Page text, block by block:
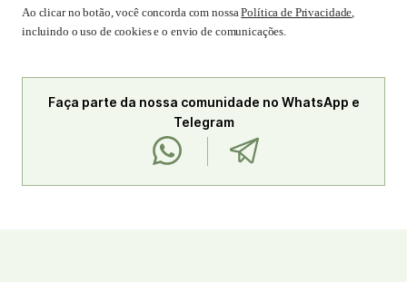
Ao clicar no botão, você concorda com nossaPolítica de Privacidade,
incluindo o uso de cookies e o envio de comunicações.
Faça parte da nossa comunidade no WhatsApp e
Telegram